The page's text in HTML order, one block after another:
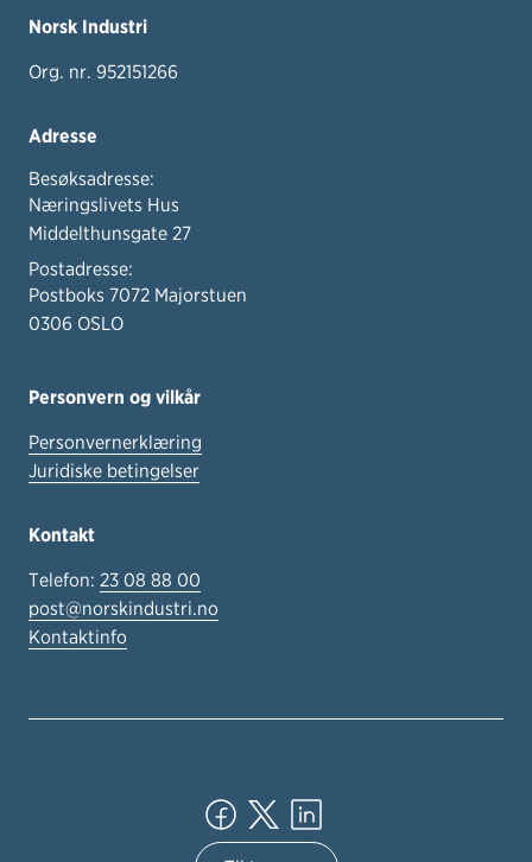
Norsk Industri
Org. nr. 952151266
Adresse
Besøksadresse:
Næringslivets Hus
Middelthunsgate 27
Postadresse:
Postboks 7072 Majorstuen
0306 OSLO
Personvern og vilkår
Personvernerklæring
Juridiske betingelser
Kontakt
Telefon: 23 08 88 00
post@norskindustri.no
Kontaktinfo